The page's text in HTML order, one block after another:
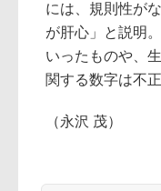
には、規則性が
が肝心」と説明
いったものや、
関する数字は不
（永沢 茂）